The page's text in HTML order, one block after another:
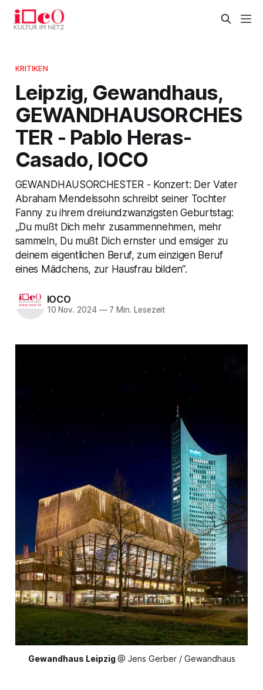
KRITIKEN
Leipzig, Gewandhaus,
GEWANDHAUSORCHES
TER - Pablo Heras-
Casado, IOCO
GEWANDHAUSORCHESTER - Konzert: Der Vater
Abraham Mendelssohn schreibt seiner Tochter
Fanny zu ihrem dreiundzwanzigsten Geburtstag:
„Du mußt Dich mehr zusammennehmen, mehr
sammeln, Du mußt Dich ernster und emsiger zu
deinem eigentlichen Beruf, zum einzigen Beruf
eines Mädchens, zur Hausfrau bilden“.
IOCO
10 Nov. 2024 —7 Min. Lesezeit
Gewandhaus Leipzig@ Jens Gerber / Gewandhaus